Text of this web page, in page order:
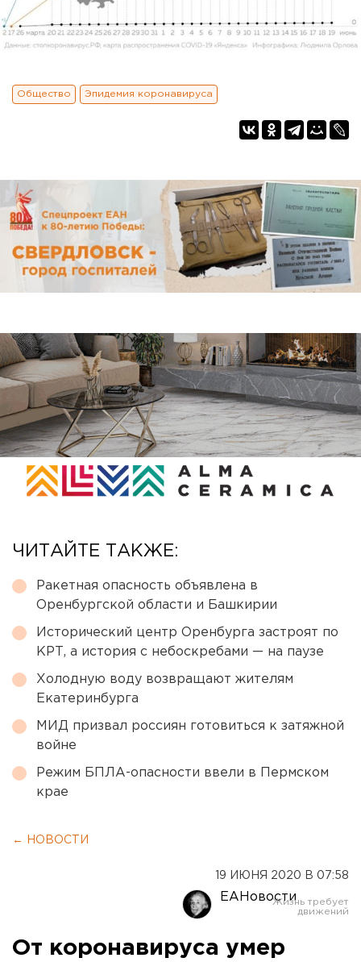
Общество Эпидемия коронавируса
ЧИТАЙТЕ ТАКЖЕ:
Ракетная опасность объявлена в
Оренбургской области и Башкирии
Исторический центр Оренбурга застроят по
КРТ, а история с небоскребами — на паузе
Холодную воду возвращают жителям
Екатеринбурга
МИД призвал россиян готовиться к затяжной
войне
Режим БПЛА-опасности ввели в Пермском
крае
← НОВОСТИ
19 ИЮНЯ 2020 В 07:58
ЕАНовости
От коронавируса умер